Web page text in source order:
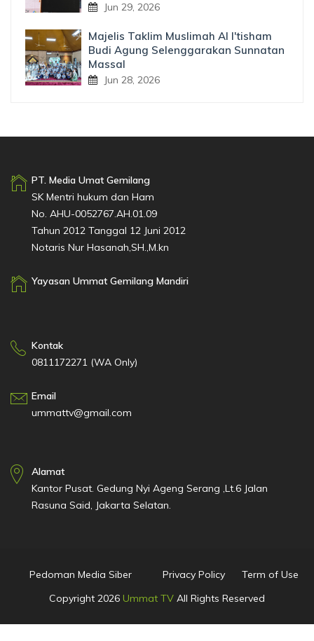
Jun 29, 2026
Majelis Taklim Muslimah Al I'tisham
Budi Agung Selenggarakan Sunnatan
Massal
Jun 28, 2026
PT. Media Umat Gemilang
SK Mentri hukum dan Ham
No. AHU-0052767.AH.01.09
Tahun 2012 Tanggal 12 Juni 2012
Notaris Nur Hasanah,SH.,M.kn
Yayasan Ummat Gemilang Mandiri
Kontak
0811172271 (WA Only)
Email
ummattv@gmail.com
Alamat
Kantor Pusat. Gedung Nyi Ageng Serang ,Lt.6 Jalan
Rasuna Said, Jakarta Selatan.
Pedoman Media Siber Privacy Policy
Term of Use
Copyright 2026 Ummat TV All Rights Reserved